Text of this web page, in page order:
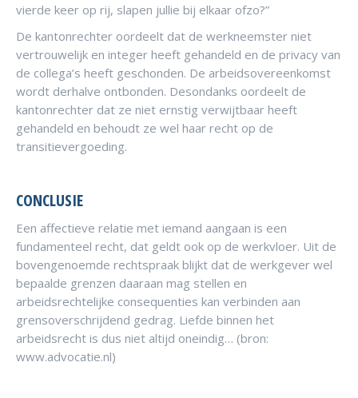
vierde keer op rij, slapen jullie bij elkaar ofzo?”
De kantonrechter oordeelt dat de werkneemster niet
vertrouwelijk en integer heeft gehandeld en de privacy van
de collega’s heeft geschonden. De arbeidsovereenkomst
wordt derhalve ontbonden. Desondanks oordeelt de
kantonrechter dat ze niet ernstig verwijtbaar heeft
gehandeld en behoudt ze wel haar recht op de
transitievergoeding.
CONCLUSIE
Een affectieve relatie met iemand aangaan is een
fundamenteel recht, dat geldt ook op de werkvloer. Uit de
bovengenoemde rechtspraak blijkt dat de werkgever wel
bepaalde grenzen daaraan mag stellen en
arbeidsrechtelijke consequenties kan verbinden aan
grensoverschrijdend gedrag. Liefde binnen het
arbeidsrecht is dus niet altijd oneindig… (bron:
www.advocatie.nl)